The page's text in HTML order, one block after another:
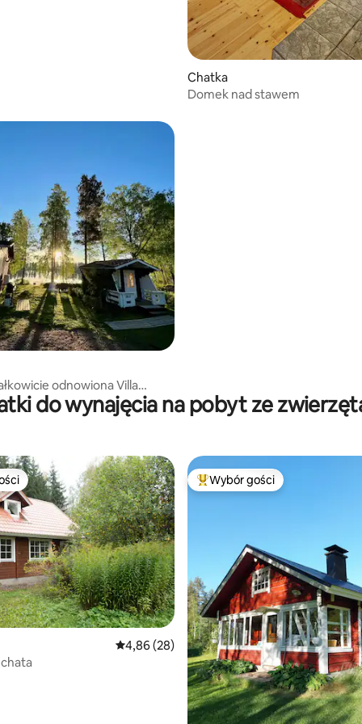
Chatka
Domek nad stawem
liczba recenzji: 340
odnowiona Villa
by Kymijoki
do wynajęcia na pobyt ze
Średnia ocena: 4,86 na 5, liczba recenzji: 28
4,86 (28)
Najpopularniejsze z kategorii
Wybór gości